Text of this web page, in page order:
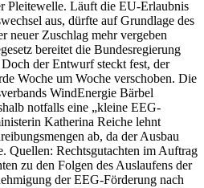
Pleitewelle. Läuft die EU-Erlaubnis
aus, dürfte auf Grundlage des
neuer Zuschlag mehr vergeben
bereitet die Bundesregierung
der Entwurf steckt fest, der
Woche um Woche verschoben. Die
WindEnergie Bärbel
notfalls eine „kleine EEG-
Katherina Reiche lehnt
ab, da der Ausbau
Quellen: Rechtsgutachten im Auftrag
zu den Folgen des Auslaufens der
der EEG-Förderung nach